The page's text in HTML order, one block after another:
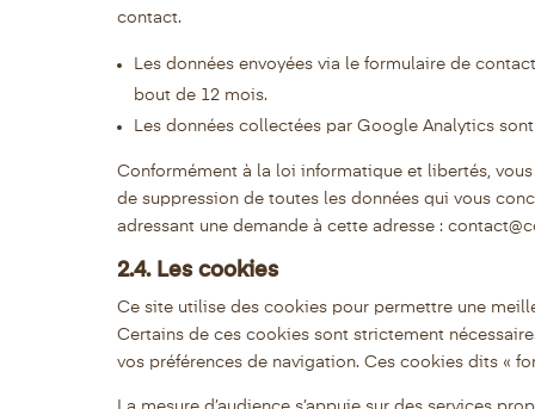
contact.
Les données envoyées via le formulaire de
bout de 12 mois.
Les données collectées par Google Analytics
Conformément à la loi informatique et libertés,
de suppression de toutes les données qui vous
adressant une demande à cette adresse :
2.4. Les cookies
Ce site utilise des cookies pour permettre une
Certains de ces cookies sont strictement
vos préférences de navigation. Ces cookies dits «